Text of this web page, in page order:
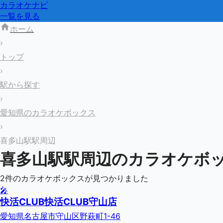
カラオケナビ
一覧を見る
ホーム
›
トップ
›
駅から探す
›
愛知県のカラオケボックス
›
喜多山駅駅周辺
喜多山駅駅周辺のカラオケボ
2件のカラオケボックスが見つかりました
🎤
快活CLUB快活CLUB守山店
愛知県名古屋市守山区野萩町1-46